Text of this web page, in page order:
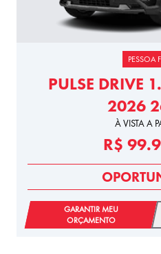
PESSOA
PULSE DRIVE
2026
À VISTA A
R$
GARANTIR MEU
ORÇAMENTO